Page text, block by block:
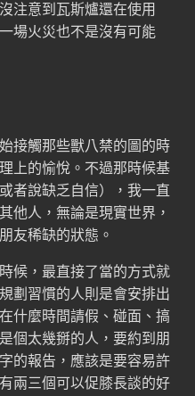
注意到瓦斯爐還在使用
場火災也不是沒有可能
接觸那些獸八禁的圖的時
上的愉悅。不過那時候基
者說缺乏自信），我一直
他人，無論是現實世界，
友稀缺的狀態。
候，最直接了當的方式就
劃習慣的人則是會安排出
什麼時間請假、碰面、搞
個太幾掰的人，要約到朋
的報告，應該是要容易許
兩三個可以促膝長談的好